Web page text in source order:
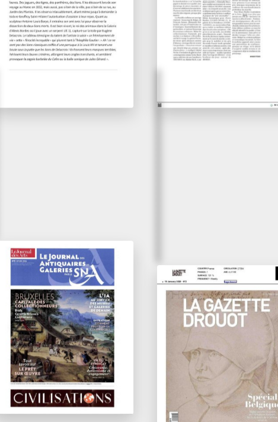
La Tribune de l’Art Le Journal des Arts
N°9 / Hiver 2026
La Brafa 2026 prend
ses aises
Le Journal des Arts
2/ vendredi 16 janvier
Une 71eédition
ambitieuse pour
Brafa
La Gazette Drouot